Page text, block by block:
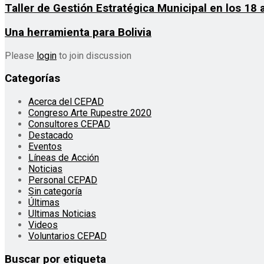
Taller de Gestión Estratégica Municipal en los 18
Una herramienta para Bolivia
Please login to join discussion
Categorías
Acerca del CEPAD
Congreso Arte Rupestre 2020
Consultores CEPAD
Destacado
Eventos
Líneas de Acción
Noticias
Personal CEPAD
Sin categoría
Últimas
Ultimas Noticias
Videos
Voluntarios CEPAD
Buscar por etiqueta